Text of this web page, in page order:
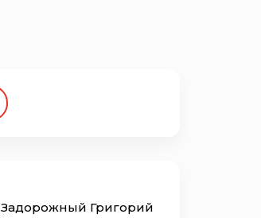
Задорожный Григорий